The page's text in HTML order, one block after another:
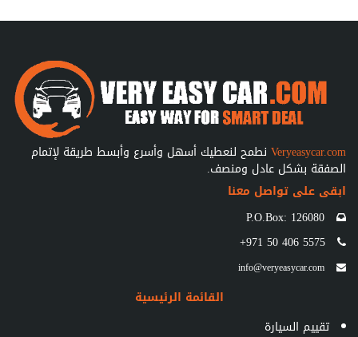
Veryeasycar.com نطمح لنعطيك أسهل وأسرع وأبسط طريقة لإتمام
الصفقة بشكل عادل ومنصف.
ابقى على تواصل معنا
P.O.Box: 126080
+971 50 406 5575
info@veryeasycar.com
القائمة الرئيسية
تقييم السيارة